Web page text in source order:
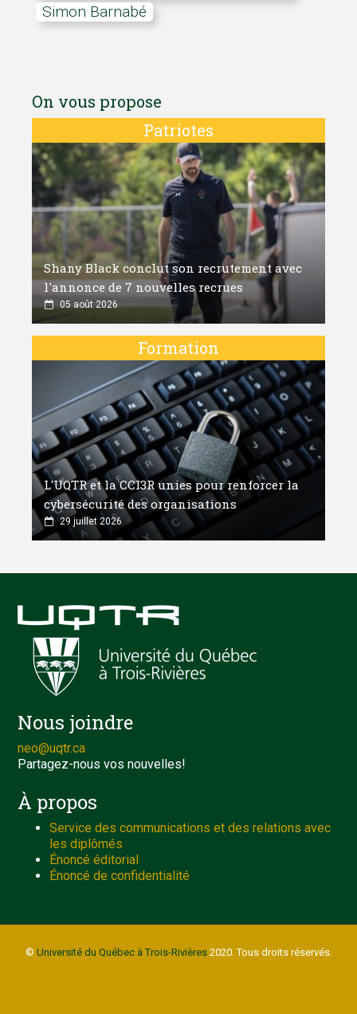
Simon Barnabé
On vous propose
Patriotes
Shany Black conclut son recrutement avec
l'annonce de 7 nouvelles recrues
05 août 2026
Formation
L'UQTR et la CCI3R unies pour renforcer la
cybersécurité des organisations
29 juillet 2026
Nous joindre
neo@uqtr.ca
Partagez-nous vos nouvelles!
À propos
Service des communications et des relations avec
les diplômés
Énoncé éditorial
Énoncé de confidentialité
© Université du Québec à Trois-Rivières2020. Tous droits réservés.